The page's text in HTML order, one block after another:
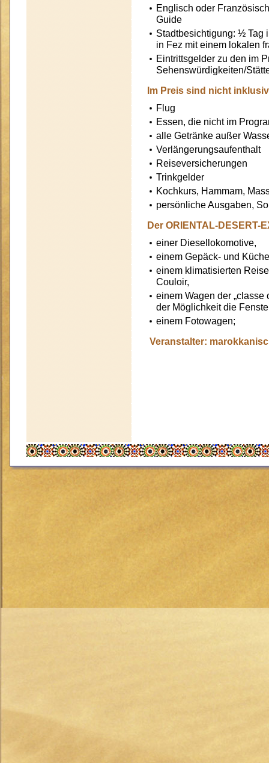
Englisch oder
Guide
Stadtbesichtigung: ½ Tag
in Fez mit einem lokalen
Eintrittsgelder zu den im
Sehenswürdigkeiten/
Im Preis sind nicht
Flug
Essen, die nicht im
alle Getränke außer
Verlängerungsaufenthalt
Reiseversicherungen
Trinkgelder
Kochkurs, Hammam,
persönliche Ausgaben,
Der ORIENTAL-DESERT-
einer Diesellokomotive,
einem Gepäck- und
einem klimatisierten
Couloir,
einem Wagen der „classe
der Möglichkeit die
einem Fotowagen;
Veranstalter: